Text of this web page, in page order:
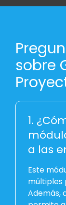
sobre
1.
a las
Este
múltiples
Además,